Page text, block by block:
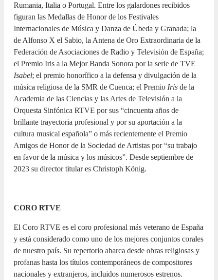
Rumania, Italia o Portugal. Entre los galardones recibidos
figuran las Medallas de Honor de los Festivales
Internacionales de Música y Danza de Úbeda y Granada; la
de Alfonso X el Sabio, la Antena de Oro Extraordinaria de la
Federación de Asociaciones de Radio y Televisión de España;
el Premio Iris a la Mejor Banda Sonora por la serie de TVE
Isabel; el premio honorífico a la defensa y divulgación de la
música religiosa de la SMR de Cuenca; el Premio Iris de la
Academia de las Ciencias y las Artes de Televisión a la
Orquesta Sinfónica RTVE por sus “cincuenta años de
brillante trayectoria profesional y por su aportación a la
cultura musical española” o más recientemente el Premio
Amigos de Honor de la Sociedad de Artistas por “su trabajo
en favor de la música y los músicos”. Desde septiembre de
2023 su director titular es Christoph König.
CORO RTVE
El Coro RTVE es el coro profesional más veterano de España
y está considerado como uno de los mejores conjuntos corales
de nuestro país. Su repertorio abarca desde obras religiosas y
profanas hasta los títulos contemporáneos de compositores
nacionales y extranjeros, incluidos numerosos estrenos.